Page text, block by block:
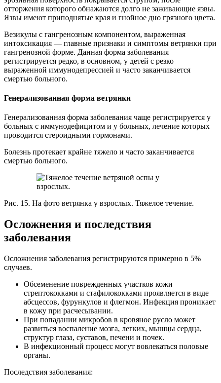
отторжения которого обнажаются долго не заживающие язвы.
Язвы имеют приподнятые края и гнойное дно грязного цвета.
Везикулы с гангренозным компонентом, выраженная
интоксикация — главные признаки и симптомы ветрянки при
гангренозной форме. Данная форма заболевания
регистрируется редко, в основном, у детей с резко
выраженной иммунодепрессией и часто заканчивается
смертью больного.
Генерализованная форма ветрянки
Генерализованная форма заболевания чаще регистрируется у
больных с иммунодефицитом и у больных, лечение которых
проводится стероидными гормонами.
Болезнь протекает крайне тяжело и часто заканчивается
смертью больного.
Рис. 15. На фото ветрянка у взрослых. Тяжелое течение.
Осложнения и последствия
заболевания
Осложнения заболевания регистрируются примерно в 5%
случаев.
Обсеменение поврежденных участков кожи
стрептококками и стафилококками проявляется в виде
абсцессов, фурункулов и флегмон. Инфекция проникает
в кожу при расчесывании.
При попадании микробов в кровяное русло может
развиться воспаление мозга, легких, мышцы сердца,
структур глаза, суставов, печени и почек.
В инфекционный процесс могут вовлекаться половые
органы.
Последствия заболевания: